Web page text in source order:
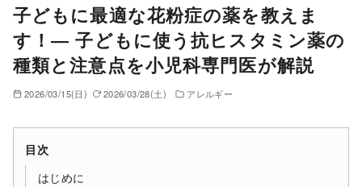
子どもに最適な花粉症の薬を教えま
す！― 子どもに使う抗ヒスタミン薬の
種類と注意点を小児科専門医が解説
2026/03/15(日) 2026/03/28(土) アレルギー
目次
はじめに